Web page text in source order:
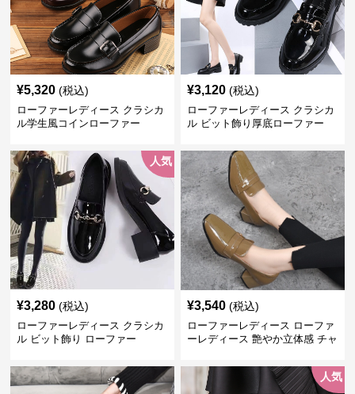
¥5,320 (税込)
ローファーレディース クラシカ
ル学生風コインローファー
¥3,120 (税込)
ローファーレディース クラシカ
ル ビット飾り厚底ローファー
人気
¥3,280 (税込)
ローファーレディース クラシカ
ル ビット飾り ローファー
¥3,540 (税込)
ローファーレディース ローファ
ーレディース 艶やか立体感 チャ
人気